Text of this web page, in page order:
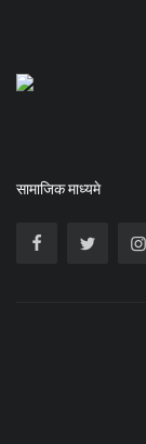
सामाजिक माध्यमे